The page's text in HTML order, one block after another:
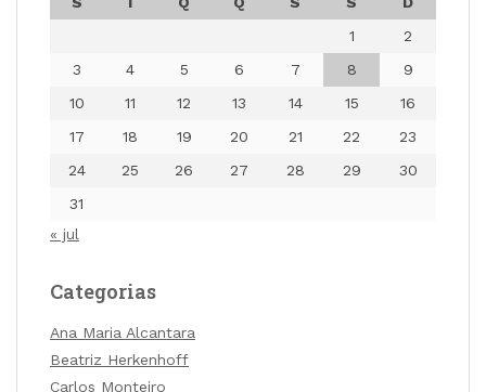
1
2
3
4 5 6 7 8
9
10
11 12 13 14 15
16
17
18 19 20 21 22
23
24
25 26 27 28 29
30
31
« jul
Categorias
Ana Maria Alcantara
Beatriz Herkenhoff
Carlos Monteiro